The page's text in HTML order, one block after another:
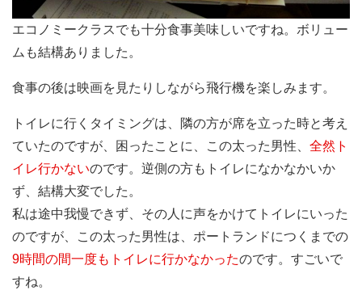
エコノミークラスでも十分食事美味しいですね。ボリュー
ムも結構ありました。
食事の後は映画を見たりしながら飛行機を楽しみます。
トイレに行くタイミングは、隣の方が席を立った時と考え
ていたのですが、困ったことに、この太った男性、 全然ト
イレ行かないのです。逆側の方もトイレになかなかいか
ず、結構大変でした。
私は途中我慢できず、その人に声をかけてトイレにいった
のですが、この太った男性は、ポートランドにつくまでの
9時間の間一度もトイレに行かなかったのです。すごいで
すね。